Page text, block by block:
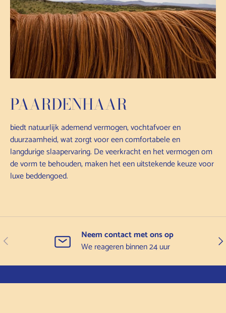
PAARDENHAAR
biedt natuurlijk ademend vermogen, vochtafvoer en
duurzaamheid, wat zorgt voor een comfortabele en
langdurige slaapervaring. De veerkracht en het vermogen om
de vorm te behouden, maken het een uitstekende keuze voor
luxe beddengoed.
Vorige
Neem contact met ons op
We reageren binnen 24 uur
H